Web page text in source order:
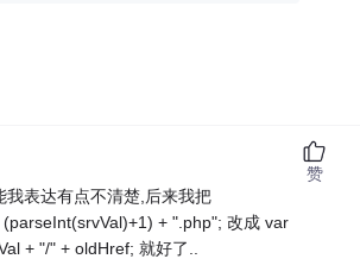
我表达有点不清楚,后来我把
+ ".php"; 改成 var
+ "/" + oldHref; 就好了..
赞